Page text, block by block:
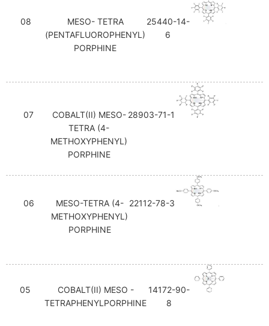
08
MESO- TETRA
(PENTAFLUOROPHENYL)
PORPHINE
25440-14-
6
07
COBALT(II) MESO-
TETRA (4-
METHOXYPHENYL)
PORPHINE
28903-71-1
06
MESO-TETRA (4-
METHOXYPHENYL)
PORPHINE
22112-78-3
05
COBALT(II) MESO -
TETRAPHENYLPORPHINE
14172-90-
8